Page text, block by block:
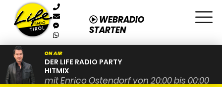
WEBRADIO
STARTEN
ON AIR
DER LIFE RADIO PARTY
HITMIX
mit Enrico Ostendorf von 20:00 bis 00:00